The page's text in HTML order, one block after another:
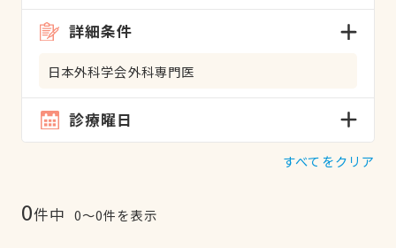
詳細条件
日本外科学会外科専門医
診療曜日
すべてをクリア
0件中 0〜0件を表示